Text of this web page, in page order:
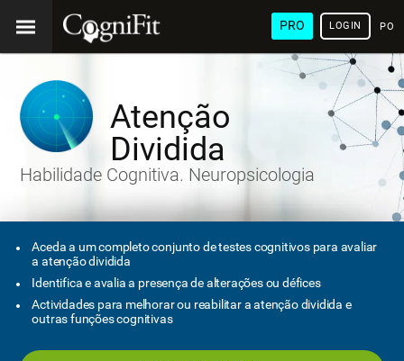
PRO LOGIN
Atenção
Dividida
Habilidade Cognitiva. Neuropsicologia
Aceda a um completo conjunto de testes cognitivos para avaliar
a atenção dividida
Identifica e avalia a presença de alterações ou défices
Actividades para melhorar ou reabilitar a atenção dividida e
outras funções cognitivas